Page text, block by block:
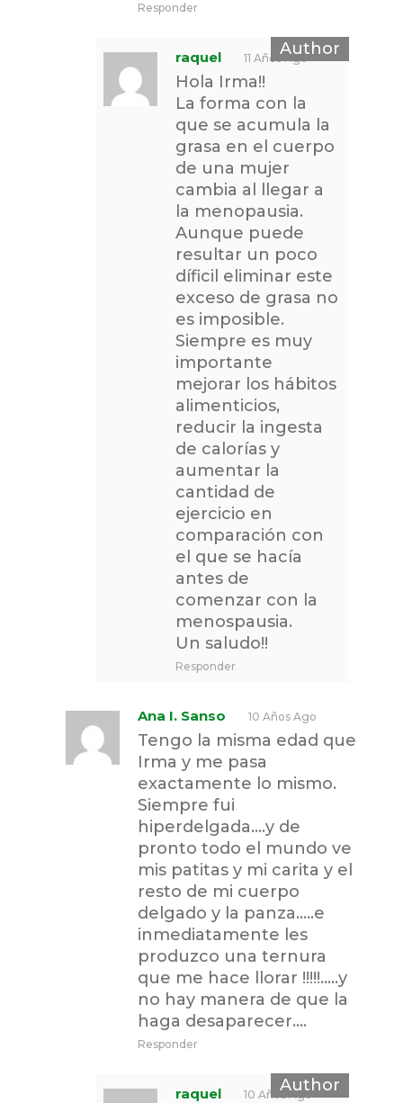
Responder
raquel 11 Años Ago
Hola Irma!!
La forma con la
que se acumula la
grasa en el cuerpo
de una mujer
cambia al llegar a
la menopausia.
Aunque puede
resultar un poco
díficil eliminar este
exceso de grasa no
es imposible.
Siempre es muy
importante
mejorar los hábitos
alimenticios,
reducir la ingesta
de calorías y
aumentar la
cantidad de
ejercicio en
comparación con
el que se hacía
antes de
comenzar con la
menospausia.
Un saludo!!
Responder
Ana I. Sanso 10 Años Ago
Tengo la misma edad que
Irma y me pasa
exactamente lo mismo.
Siempre fui
hiperdelgada….y de
pronto todo el mundo ve
mis patitas y mi carita y el
resto de mi cuerpo
delgado y la panza…..e
inmediatamente les
produzco una ternura
que me hace llorar !!!!!…..y
no hay manera de que la
haga desaparecer….
Responder
raquel 10 Años Ago